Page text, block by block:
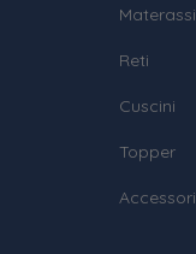
Materassi
Reti
Cuscini
Topper
Accessori